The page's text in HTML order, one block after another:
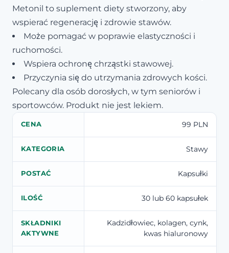
Metonil to suplement diety stworzony, aby
wspierać regenerację i zdrowie stawów.
Może pomagać w poprawie elastyczności i
ruchomości.
Wspiera ochronę chrząstki stawowej.
Przyczynia się do utrzymania zdrowych kości.
Polecany dla osób dorosłych, w tym seniorów i
sportowców. Produkt nie jest lekiem.
CENA 99 PLN
KATEGORIA Stawy
POSTAĆ Kapsułki
ILOŚĆ 30 lub 60 kapsułek
SKŁADNIKI
AKTYWNE
Kadzidłowiec, kolagen, cynk,
kwas hialuronowy